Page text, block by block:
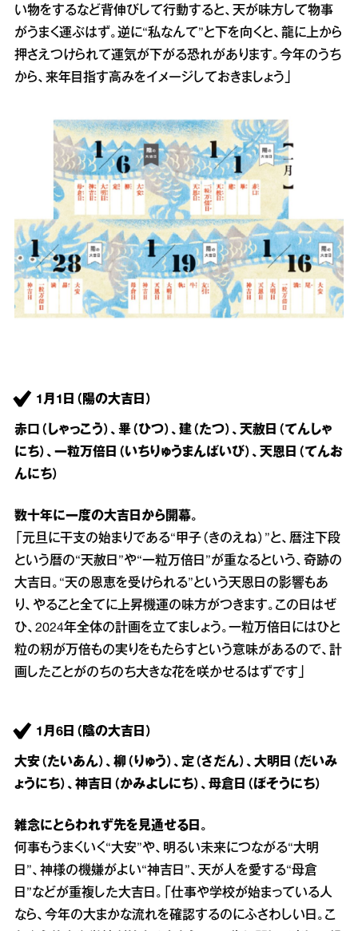
い物をするなど背伸びして行動すると、天が味方して物事
がうまく運ぶはず。逆に“私なんて”と下を向くと、龍に上から
押さえつけられて運気が下がる恐れがあります。今年のうち
から、来年目指す高みをイメージしておきましょう」
1月1日（陽の大吉日）
赤口（しゃっこう）、畢（ひつ）、建（たつ）、天赦日（てんしゃ
にち）、一粒万倍日（いちりゅうまんばいび）、天恩日（てんお
んにち）
数十年に一度の大吉日から開幕。
「元旦に干支の始まりである“甲子（きのえね）”と、暦注下段
という暦の“天赦日”や“一粒万倍日”が重なるという、奇跡の
大吉日。“天の恩恵を受けられる”という天恩日の影響もあ
り、やること全てに上昇機運の味方がつきます。この日はぜ
ひ、2024年全体の計画を立てましょう。一粒万倍日にはひと
粒の籾が万倍もの実りをもたらすという意味があるので、計
画したことがのちのち大きな花を咲かせるはずです」
1月6日（陰の大吉日）
大安（たいあん）、柳（りゅう）、定（さだん）、大明日（だいみ
ょうにち）、神吉日（かみよしにち）、母倉日（ぼそうにち）
雑念にとらわれず先を見通せる日。
何事もうまくいく“大安”や、明るい未来につながる“大明
日”、神様の機嫌がよい“神吉日”、天が人を愛する“母倉
日”などが重複した大吉日。「仕事や学校が始まっている人
なら、今年の大まかな流れを確認するのにふさわしい日。こ